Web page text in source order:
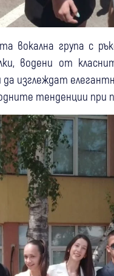
вокална група с
водени от
да изглеждат
тенденции при